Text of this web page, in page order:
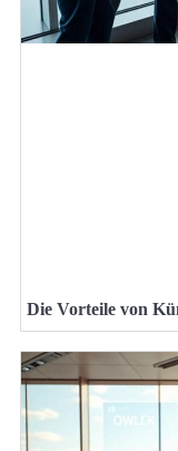
Die Vorteile von